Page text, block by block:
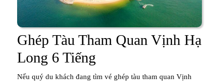
Ghép Tàu Tham Quan Vịnh Hạ
Long 6 Tiếng
Tàu
Nếu quý du khách đang tìm vé ghép tàu tham quan Vịnh